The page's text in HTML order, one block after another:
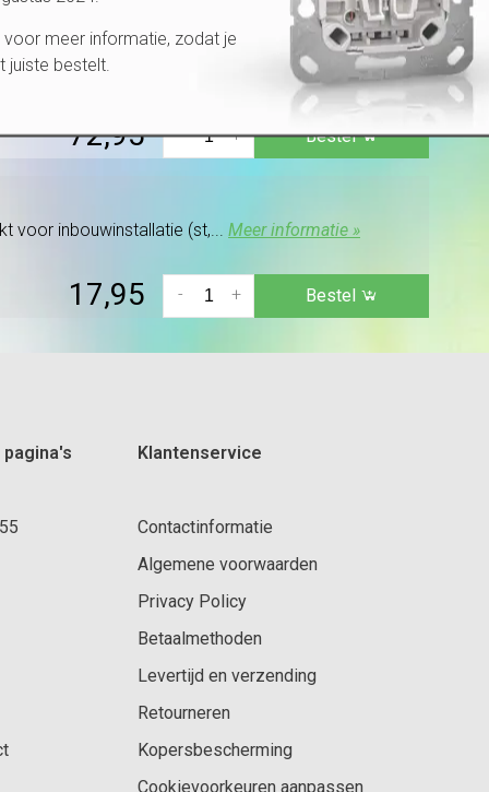
voor inbouwinstallatie (st,... Meer informatie »
72,95 +
- Bestel
voor inbouwinstallatie (st,... Meer informatie »
17,95 +
- Bestel
Klantenservice
Contactinformatie
Algemene voorwaarden
Privacy Policy
Betaalmethoden
Levertijd en verzending
Retourneren
Kopersbescherming
Cookievoorkeuren aanpassen
voor meer informatie, zodat je
juiste bestelt.